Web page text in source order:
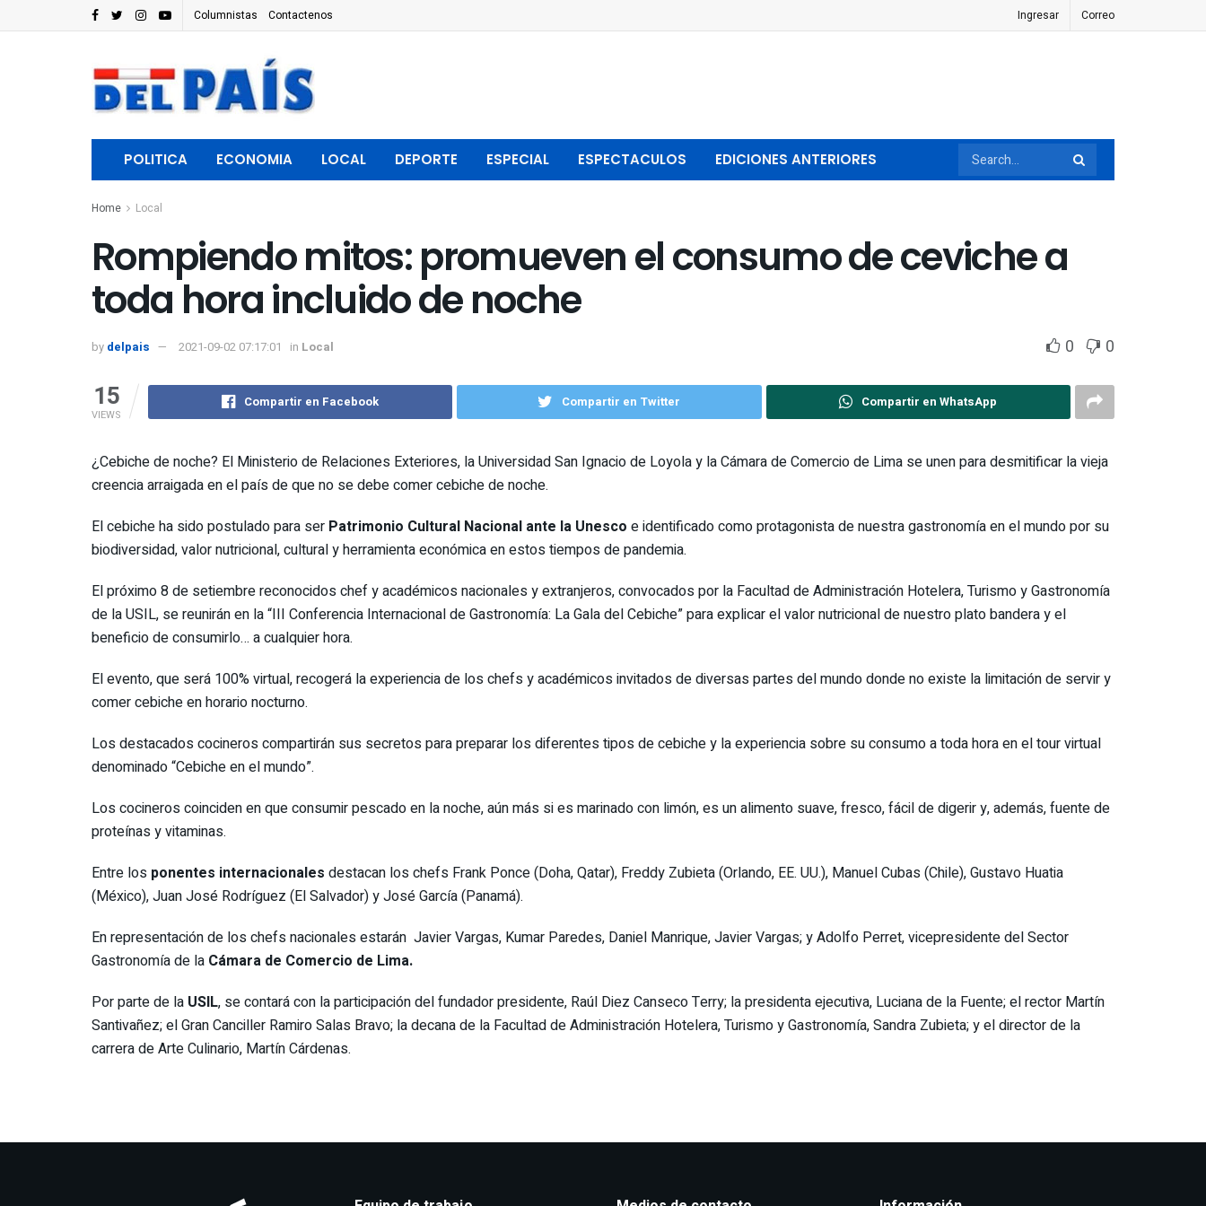
Columnistas Contactenos Ingresar Correo
POLITICA ECONOMIA LOCAL DEPORTE ESPECIAL ESPECTACULOS EDICIONES ANTERIORES
Home Local
Rompiendo mitos: promueven el consumo de ceviche a
toda hora incluido de noche
by delpais 2021-09-02 07:17:01 in Local 0 0
15
VIEWS
Compartir en Facebook Compartir en Twitter Compartir en WhatsApp
¿Cebiche de noche? El Ministerio de Relaciones Exteriores, la Universidad San Ignacio de Loyola y la Cámara de Comercio de Lima se unen para desmitificar la vieja
creencia arraigada en el país de que no se debe comer cebiche de noche.
El cebiche ha sido postulado para ser Patrimonio Cultural Nacional ante la Unesco e identificado como protagonista de nuestra gastronomía en el mundo por su
biodiversidad, valor nutricional, cultural y herramienta económica en estos tiempos de pandemia.
El próximo 8 de setiembre reconocidos chef y académicos nacionales y extranjeros, convocados por la Facultad de Administración Hotelera, Turismo y Gastronomía
de la USIL, se reunirán en la “III Conferencia Internacional de Gastronomía: La Gala del Cebiche” para explicar el valor nutricional de nuestro plato bandera y el
beneficio de consumirlo… a cualquier hora.
El evento, que será 100% virtual, recogerá la experiencia de los chefs y académicos invitados de diversas partes del mundo donde no existe la limitación de servir y
comer cebiche en horario nocturno.
Los destacados cocineros compartirán sus secretos para preparar los diferentes tipos de cebiche y la experiencia sobre su consumo a toda hora en el tour virtual
denominado “Cebiche en el mundo”.
Los cocineros coinciden en que consumir pescado en la noche, aún más si es marinado con limón, es un alimento suave, fresco, fácil de digerir y, además, fuente de
proteínas y vitaminas.
Entre los ponentes internacionales destacan los chefs Frank Ponce (Doha, Qatar), Freddy Zubieta (Orlando, EE. UU.), Manuel Cubas (Chile), Gustavo Huatia
(México), Juan José Rodríguez (El Salvador) y José García (Panamá).
En representación de los chefs nacionales estarán Javier Vargas, Kumar Paredes, Daniel Manrique, Javier Vargas; y Adolfo Perret, vicepresidente del Sector
Gastronomía de la Cámara de Comercio de Lima.
Por parte de la USIL, se contará con la participación del fundador presidente, Raúl Diez Canseco Terry; la presidenta ejecutiva, Luciana de la Fuente; el rector Martín
Santivañez; el Gran Canciller Ramiro Salas Bravo; la decana de la Facultad de Administración Hotelera, Turismo y Gastronomía, Sandra Zubieta; y el director de la
carrera de Arte Culinario, Martín Cárdenas.